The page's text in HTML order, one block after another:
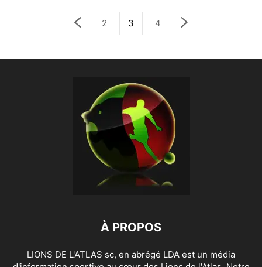
2 3 4
À PROPOS
LIONS DE L'ATLAS sc, en abrégé LDA est un média